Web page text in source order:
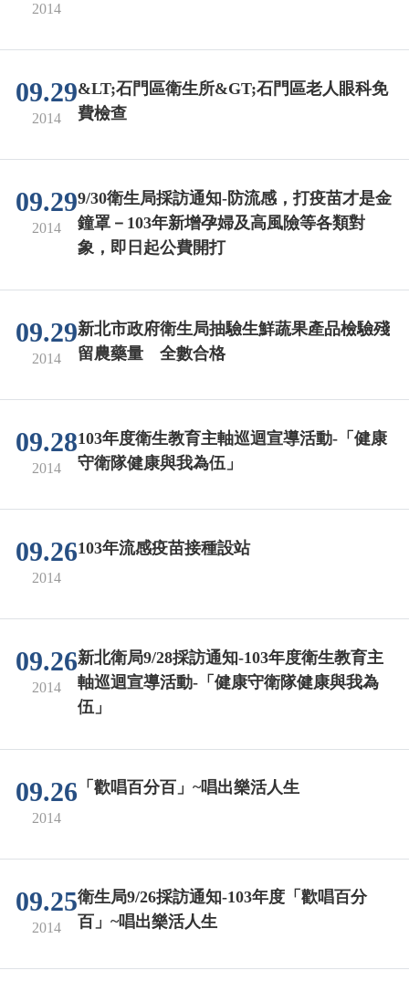
2014
09.29
2014
&LT;石門區衛生所&GT;石門區老人眼科免
費檢查
09.29
2014
9/30衛生局採訪通知-防流感，打疫苗才是金
鐘罩－103年新增孕婦及高風險等各類對
象，即日起公費開打
09.29
2014
新北市政府衛生局抽驗生鮮蔬果產品檢驗殘
留農藥量 全數合格
09.28
2014
103年度衛生教育主軸巡迴宣導活動-「健康
守衛隊健康與我為伍」
09.26
2014
103年流感疫苗接種設站
09.26
2014
新北衛局9/28採訪通知-103年度衛生教育主
軸巡迴宣導活動-「健康守衛隊健康與我為
伍」
09.26
2014
「歡唱百分百」~唱出樂活人生
09.25
2014
衛生局9/26採訪通知-103年度「歡唱百分
百」~唱出樂活人生